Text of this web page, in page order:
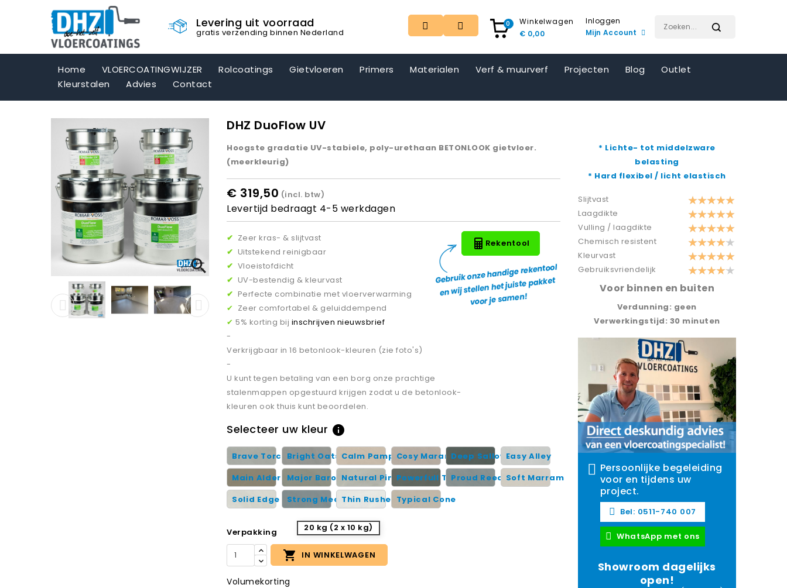
Levering uit voorraad
gratis verzending binnen Nederland
0
Winkelwagen
€ 0,00
Inloggen
Mijn Account
Home VLOERCOATINGWIJZER Rolcoatings Gietvloeren Primers Materialen Verf & muurverf Projecten Blog
Outlet
Kleurstalen
Advies Contact

DHZ DuoFlow UV
Hoogste gradatie UV-stabiele, poly-urethaan BETONLOOK gietvloer.
(meerkleurig)
€ 319,50 (incl. btw)
Levertijd bedraagt 4-5 werkdagen
✔ Zeer kras- & slijtvast
✔ Uitstekend reinigbaar
✔ Vloeistofdicht
✔ UV-bestendig & kleurvast
✔ Perfecte combinatie met vloerverwarming
✔ Zeer comfortabel & geluiddempend
✔ 5% korting bij inschrijven nieuwsbrief
-
Verkrijgbaar in 16 betonlook-kleuren (zie foto's)
-
U kunt tegen betaling van een borg onze prachtige
stalenmappen opgestuurd krijgen zodat u de betonlook-
kleuren ook thuis kunt beoordelen.
Rekentool
Selecteer uw kleur info
Brave Torch Bright Oats Calm PampasCosy MarantiDeep SallowEasy Alley
Main Alder
Major BaronNatural PinePowerfull TurfProud Reed Soft Marram
Solid Edge
Strong MeadowThin Rushes Typical Cone
Verpakking 20 kg (2 x 10 kg)
 IN WINKELWAGEN
Volumekorting
* Lichte- tot middelzware
belasting
* Hard flexibel / licht elastisch
Slijtvast
Laagdikte
Vulling / laagdikte
Chemisch resistent
Kleurvast
Gebruiksvriendelijk
Voor binnen en buiten
Verdunning: geen
Verwerkingstijd: 30 minuten
Persoonlijke begeleiding
voor en tijdens uw
project.
Bel: 0511-740 007
WhatsApp met ons
Showroom dagelijks
open!